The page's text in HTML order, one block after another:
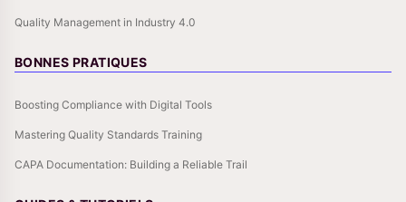
Quality Management in Industry 4.0
BONNES PRATIQUES
Boosting Compliance with Digital Tools
Mastering Quality Standards Training
CAPA Documentation: Building a Reliable Trail